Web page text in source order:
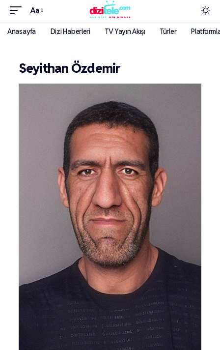
Aa
Anasayfa Dizi Haberleri TV Yayın Akışı Türler
Seyithan Özdemir